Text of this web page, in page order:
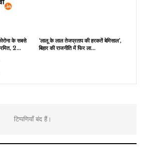
के सबसे
2…
‘लालू के लाल तेजप्रताप की हरकतें बेमिसाल’,
बिहार की राजनीति में फिर ला…
टिप्पणियाँ बंद हैं।